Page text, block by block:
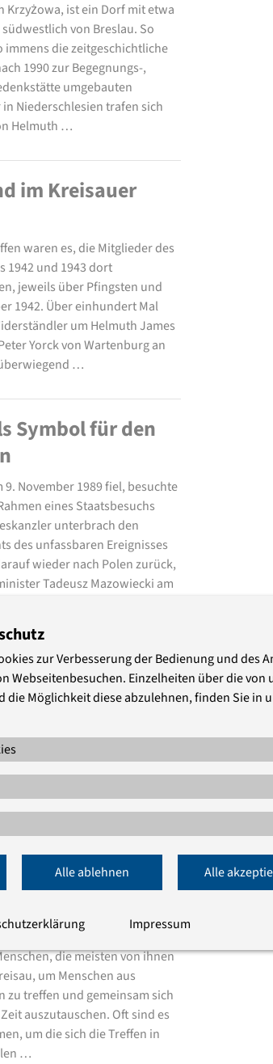
Krzyżowa, ist ein Dorf mit etwa
von Breslau. So
immens die zeitgeschichtliche
1990 zur Begegnungs-,
umgebauten
in Niederschlesien trafen sich
Helmuth …
im Kreisauer
waren es, die Mitglieder des
1942 und 1943 dort
jeweils über Pfingsten und
1942. Über einhundert Mal
um Helmuth James
Yorck von Wartenburg an
…
Symbol für den
9. November 1989 fiel, besuchte
eines Staatsbesuchs
unterbrach den
des unfassbaren Ereignisses
wieder nach Polen zurück,
Tadeusz Mazowiecki am
der
des
einer Evangelischen
Berlin, über ihren Professor
Kontakt mit dem Klub der
Breslau (Wrocławski
aufgenommen. Die
Intelligenz waren in der …
der Besucher*innen
die meisten von ihnen
um Menschen aus
zu treffen und gemeinsam sich
auszutauschen. Oft sind es
um die sich die Treffen in
…
zur Verbesserung der Bedienung und des
Webseitenbesuchen. Einzelheiten über die von
die Möglichkeit diese abzulehnen, finden Sie in
Alle ablehnen Alle
Impressum